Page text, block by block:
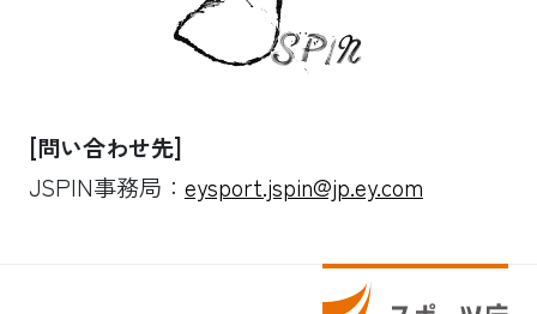
[問い合わせ先]
JSPIN事務局： eysport.jspin@jp.ey.com